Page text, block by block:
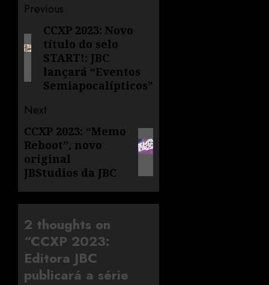
Previous
CCXP 2023: Novo
título do selo
START!: JBC
lançará “Eventos
Semiapocalípticos”
Next
CCXP 2023: “Memo
Reboot”, novo
original
JBStudios da JBC
2 thoughts on
“CCXP 2023:
Editora JBC
publicará a série